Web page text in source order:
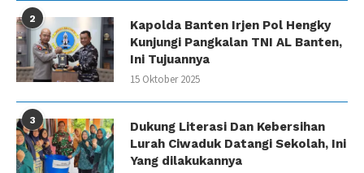
2
Kapolda Banten Irjen Pol Hengky
Kunjungi Pangkalan TNI AL Banten,
Ini Tujuannya
15 Oktober 2025
3
Dukung Literasi Dan Kebersihan
Lurah Ciwaduk Datangi Sekolah, Ini
Yang dilakukannya